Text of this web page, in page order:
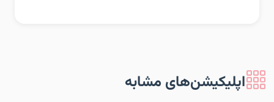
اپلیکیشن‌های مشابه